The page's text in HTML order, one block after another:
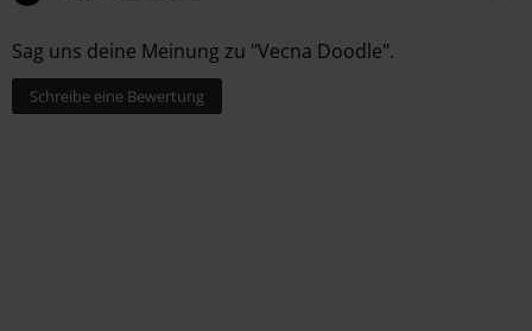
Sag uns deine Meinung zu "Vecna Doodle".
Schreibe eine Bewertung